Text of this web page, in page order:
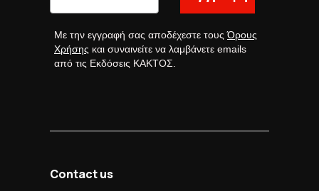
Με την εγγραφή σας αποδέχεστε τουςΌρους
Χρήσης και συναινείτε να λαμβάνετε emails
από τις Εκδόσεις ΚΑΚΤΟΣ.
Contact us